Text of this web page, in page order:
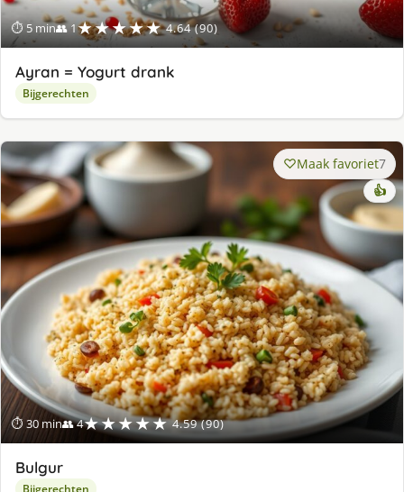
⏱ 5 min👥 1★★★★★ 4.64 (90)
Ayran = Yogurt drank
Bijgerechten
⏱ 30 min👥 4★★★★★ 4.59 (90)
Maak favoriet7
👍
Bulgur
Bijgerechten